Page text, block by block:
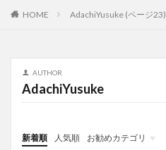
HOME AdachiYusuke (ページ23)
AUTHOR
AdachiYusuke
新着順 人気順
お勧めカテゴリ